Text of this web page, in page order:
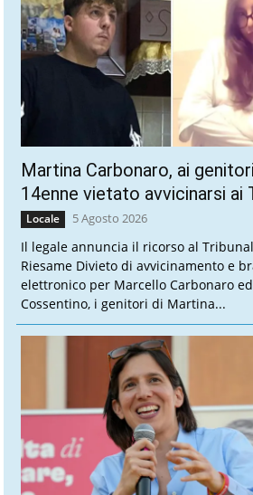
Martina Carbonaro, ai
14enne vietato avvicinarsi ai
Locale 5 Agosto 2026
Il legale annuncia il ricorso al
Riesame Divieto di avvicinamento e
elettronico per Marcello Carbonaro
Cossentino, i genitori di Martina...